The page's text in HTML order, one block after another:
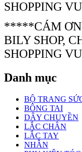
SHOPPING
*****CÁM ƠN
BILY SHOP,
SHOPPING
Danh mục
BỘ TRANG
BÔNG TAI
DÂY CHUYỀN
LẮC CHÂN
LẮC TAY
NHẪN